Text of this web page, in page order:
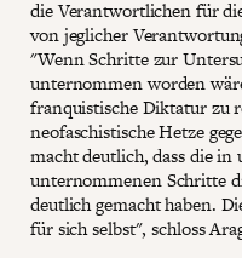
die Verantwortlichen für
von jeglicher
"Wenn Schritte zur
unternommen worden
franquistische Diktatur zu
neofaschistische Hetze
macht deutlich, dass die in
unternommenen Schritte
deutlich gemacht haben.
für sich selbst", schloss